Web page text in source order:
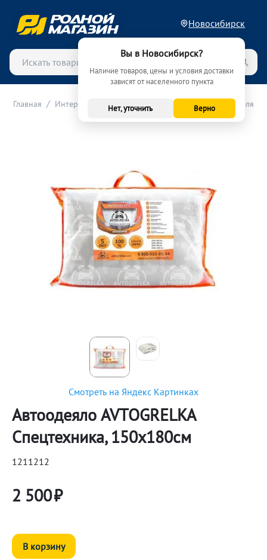
Новосибирск
Вы в Новосибирск?
Наличие товаров, цены и условия доставки
зависят от населенного пункта
Нет, уточнить Верно
Главная / Интерьер и автоаксессуары Утеплители двигателя
Смотреть на Яндекс Картинках
Автоодеяло AVTOGRELKA
Спецтехника, 150х180см
1211212
2 500₽
В корзину